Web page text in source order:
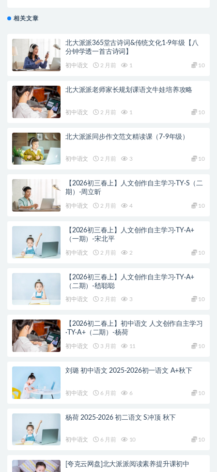
相关文章
北大派派365堂古诗词&传统文化1-9年级【八
分钟学透一首古诗词】
初中语文 2 月前 1 10
北大派派老师家长规划课语文牛娃培养攻略
初中语文 2 月前 1 10
北大派派同步作文范文精读课（7-9年级）
初中语文 2 月前 3 10
【2026初三春上】人文创作自主学习·TY·S（二
期）-周立昕
初中语文 2 月前 4 10
【2026初三春上】人文创作自主学习·TY·A+
（一期）-宋北平
初中语文 2 月前 2 10
【2026初三春上】人文创作自主学习·TY·A+
（二期）-嵇聪聪
初中语文 2 月前 3 10
【2026初二春上】初中语文 人文创作自主学习
·TY·A+（二期）-杨荷
初中语文 3 月前 11 10
刘璐 初中语文 2025-2026初一语文 A+秋下
初中语文 6 月前 6 10
杨荷 2025-2026 初二语文 S冲顶 秋下
初中语文 6 月前 10 10
[夸克云网盘]北大派派阅读素养提升课初中